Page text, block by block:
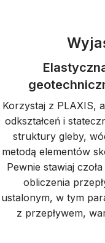
Korzystaj z PLAXIS,
odkształceń i
struktury gleby,
metodą elementów
Pewnie stawiaj
obliczenia
ustalonym, w tym
z przepływem,